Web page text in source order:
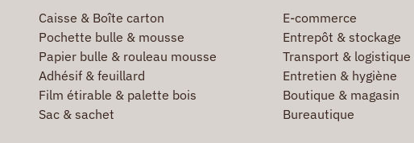
Caisse & Boîte carton
Pochette bulle & mousse
Papier bulle & rouleau mousse
Adhésif & feuillard
Film étirable & palette bois
Sac & sachet
E-commerce
Entrepôt & stockage
Transport & logistique
Entretien & hygiène
Boutique & magasin
Bureautique